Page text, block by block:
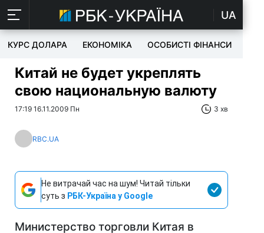
UA
КУРС ДОЛАРА ЕКОНОМІКА ОСОБИСТІ ФІНАНСИ
Китай не будет укреплять
свою национальную валюту
17:19 16.11.2009 Пн 3 хв
RBC.UA
Не витрачай час на шум! Читай тільки
суть з РБК-Україна у Google
Министерство торговли Китая в